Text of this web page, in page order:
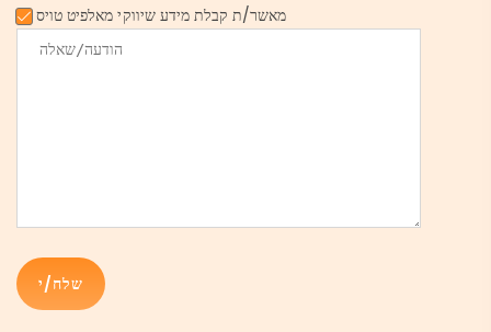
מאשר/ת קבלת מידע שיווקי מאלפיט טויס